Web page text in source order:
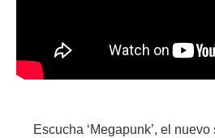
Escucha ‘Megapunk’, el